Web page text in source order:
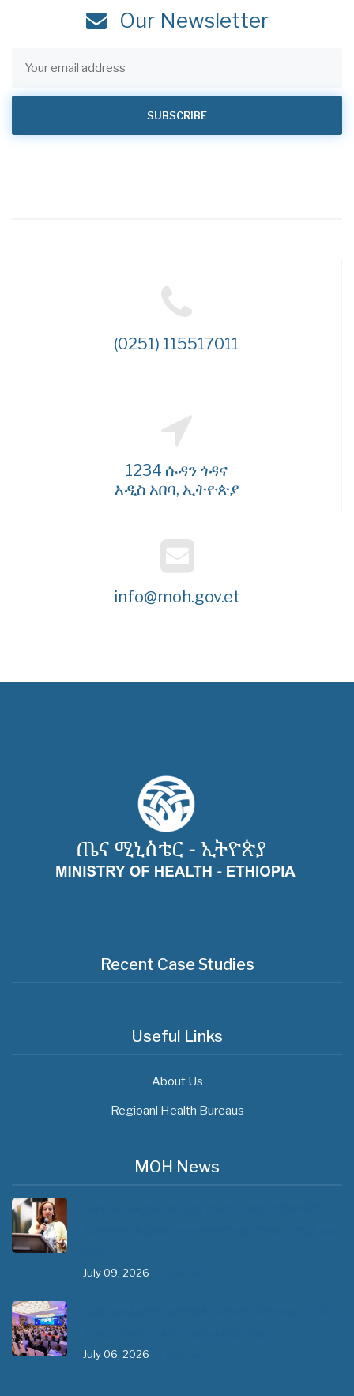
Our Newsletter
(0251) 115517011
1234 ሱዳን ጎዳና
አዲስ አበባ, ኢትዮጵያ
info@moh.gov.et
Recent Case Studies
Useful Links
About Us
Regioanl Health Bureaus
MOH News
July 09, 2026
July 06, 2026